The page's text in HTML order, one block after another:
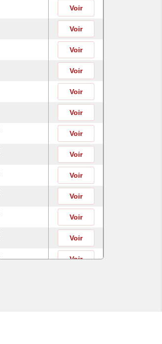
Voir
Voir
Voir
Voir
Voir
Voir
Voir
Voir
Voir
Voir
Voir
Voir
Voir